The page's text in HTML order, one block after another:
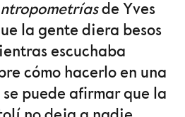
de Yves
la gente diera besos
escuchaba
cómo hacerlo en una
puede afirmar que la